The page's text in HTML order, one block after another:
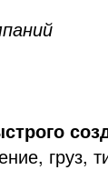
груз,